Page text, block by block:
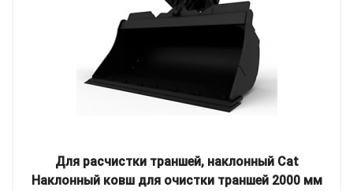
Для расчистки траншей, наклонный Cat
Наклонный ковш для очистки траншей 2000 мм